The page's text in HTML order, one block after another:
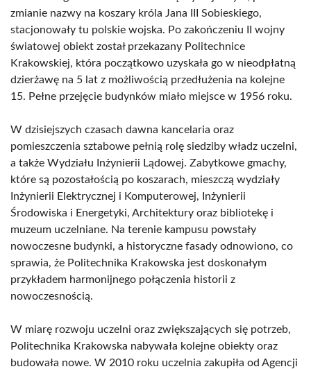
zmianie nazwy na koszary króla Jana III Sobieskiego,
stacjonowały tu polskie wojska. Po zakończeniu II wojny
światowej obiekt został przekazany Politechnice
Krakowskiej, która początkowo uzyskała go w nieodpłatną
dzierżawę na 5 lat z możliwością przedłużenia na kolejne
15. Pełne przejęcie budynków miało miejsce w 1956 roku.
W dzisiejszych czasach dawna kancelaria oraz
pomieszczenia sztabowe pełnią rolę siedziby władz uczelni,
a także Wydziału Inżynierii Lądowej. Zabytkowe gmachy,
które są pozostałością po koszarach, mieszczą wydziały
Inżynierii Elektrycznej i Komputerowej, Inżynierii
Środowiska i Energetyki, Architektury oraz bibliotekę i
muzeum uczelniane. Na terenie kampusu powstały
nowoczesne budynki, a historyczne fasady odnowiono, co
sprawia, że Politechnika Krakowska jest doskonałym
przykładem harmonijnego połączenia historii z
nowoczesnością.
W miarę rozwoju uczelni oraz zwiększających się potrzeb,
Politechnika Krakowska nabywała kolejne obiekty oraz
budowała nowe. W 2010 roku uczelnia zakupiła od Agencji